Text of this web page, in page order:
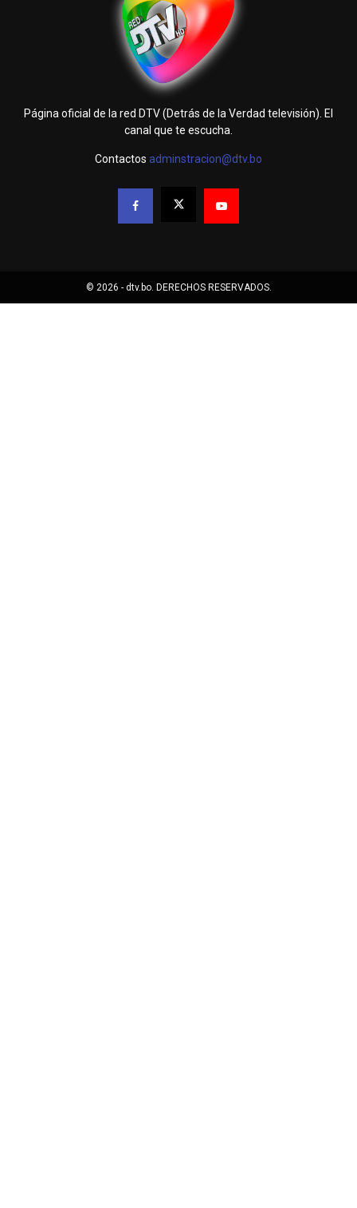
Página oficial de la red DTV (Detrás de la Verdad televisión). El
canal que te escucha.
Contactos adminstracion@dtv.bo
© 2026 - dtv.bo. DERECHOS RESERVADOS.